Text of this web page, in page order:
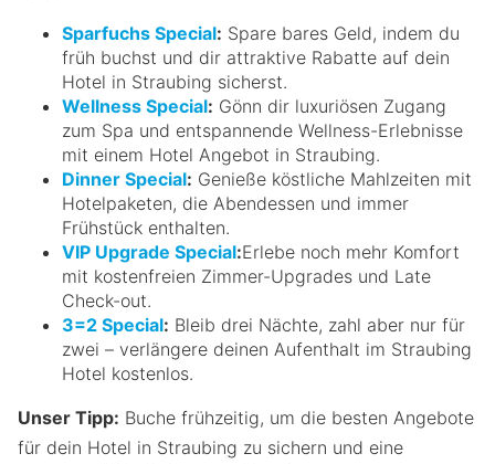
Sparfuchs Special: Spare bares Geld, indem du
früh buchst und dir attraktive Rabatte auf dein
Hotel in Straubing sicherst.
Wellness Special: Gönn dir luxuriösen Zugang
zum Spa und entspannende Wellness-Erlebnisse
mit einem Hotel Angebot in Straubing.
Dinner Special: Genieße köstliche Mahlzeiten mit
Hotelpaketen, die Abendessen und immer
Frühstück enthalten.
VIP Upgrade Special:Erlebe noch mehr Komfort
mit kostenfreien Zimmer-Upgrades und Late
Check-out.
3=2 Special: Bleib drei Nächte, zahl aber nur für
zwei – verlängere deinen Aufenthalt im Straubing
Hotel kostenlos.
Unser Tipp: Buche frühzeitig, um die besten Angebote
für dein Hotel in Straubing zu sichern und eine